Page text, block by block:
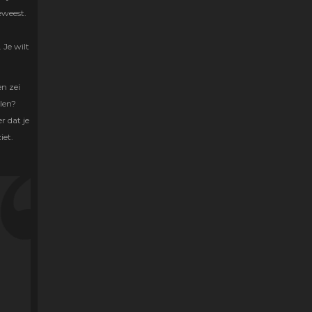
Je wilt
zei
dat je